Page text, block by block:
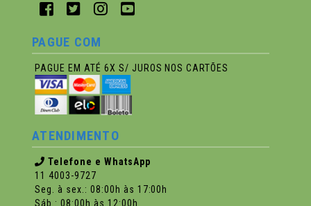
PAGUE COM
PAGUE EM ATÉ 6X S/ JUROS NOS CARTÕES
ATENDIMENTO
Telefone e WhatsApp
11 4003-9727
Seg. à sex.: 08:00h às 17:00h
Sáb.: 08:00h às 12:00h